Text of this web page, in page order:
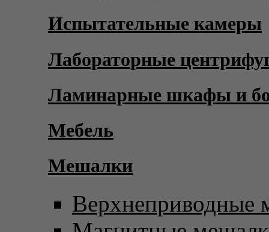
Испытательные камеры
Лабораторные
Ламинарные шкафы и
Мебель
Мешалки
Верхнеприводные